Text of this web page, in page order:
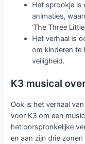
Het sprookje is
animaties,
‘The Three Little
Het verhaal is
om kinderen te
veiligheid.
K3 musical
Ook is het verhaal
voor K3 om een
het oorspronkelijke
en aan zijn drie